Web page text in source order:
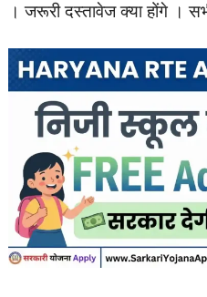
। जरूरी दस्तावेज क्या होंगे ।